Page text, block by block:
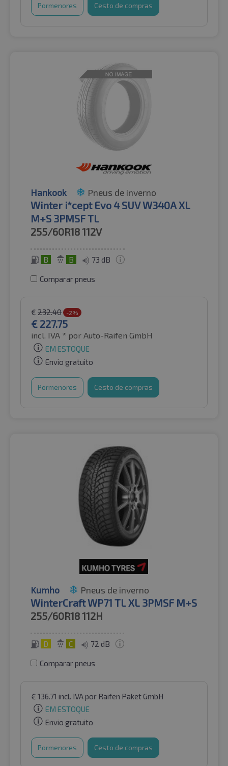
Pormenores Cesto de compras
Hankook Pneus de inverno
Winter i*cept Evo 4 SUV W340A XL
M+S 3PMSF TL
255/60R18112V
B B 73 dB
Comparar pneus
€ 232.40 -2%
€ 227.75
incl. IVA * por Auto-Raifen GmbH
EM ESTOQUE
Envio gratuito
Pormenores Cesto de compras
Kumho Pneus de inverno
WinterCraft WP71 TL XL 3PMSF M+S
255/60R18112H
D C 72 dB
Comparar pneus
€ 136.71 incl. IVA por Raifen Paket GmbH
EM ESTOQUE
Envio gratuito
Pormenores Cesto de compras